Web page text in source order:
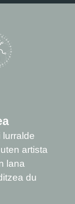
artista
lana
du